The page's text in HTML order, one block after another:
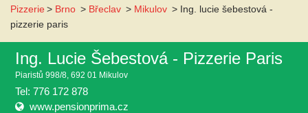
Pizzerie> Brno > Břeclav > Mikulov > Ing. lucie šebestová -
pizzerie paris
Ing. Lucie Šebestová - Pizzerie Paris
Piaristů 998/8, 692 01 Mikulov
Tel: 776 172 878
www.pensionprima.cz